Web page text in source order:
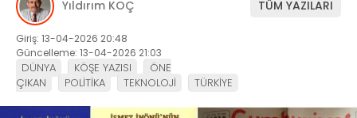
Yıldırım KOÇ TÜM YAZILARI
Giriş: 13-04-2026 20:48
Güncelleme: 13-04-2026 21:03
DÜNYA KÖŞE YAZISI
ÖNE
ÇIKAN
POLİTİKA TEKNOLOJİ TÜRKİYE